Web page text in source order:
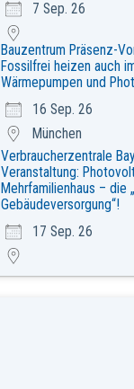
7 Sep. 26
Bauzentrum Präsenz-
Fossilfrei heizen auch
Wärmepumpen und
16 Sep. 26
München
Verbraucherzentrale
Veranstaltung:
Mehrfamilienhaus – die
Gebäudeversorgung“!
17 Sep. 26